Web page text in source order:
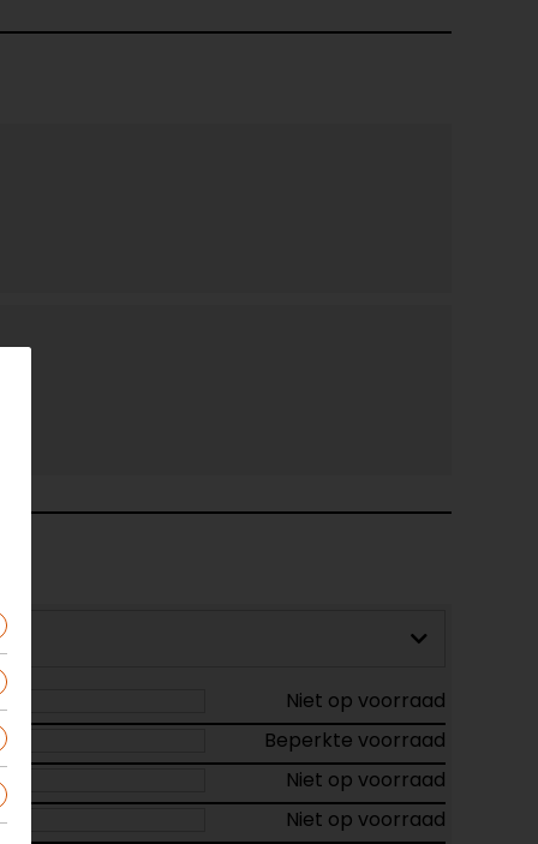
Niet op voorraad
Beperkte voorraad
Niet op voorraad
Niet op voorraad